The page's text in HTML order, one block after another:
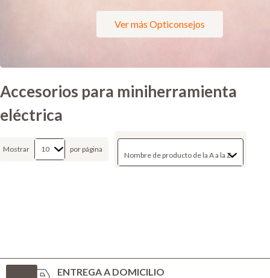
Ver más Opticonsejos
Accesorios para miniherramienta
eléctrica
Mostrar por página
ENTREGA A DOMICILIO